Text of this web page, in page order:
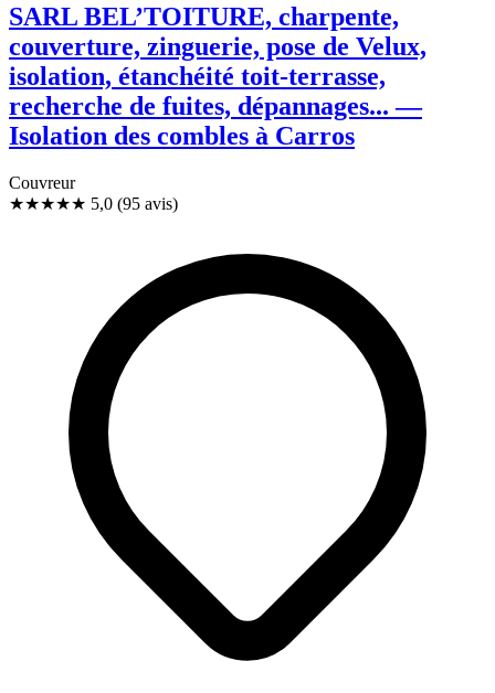
SARL BEL’TOITURE, charpente,
couverture, zinguerie, pose de Velux,
isolation, étanchéité toit-terrasse,
recherche de fuites, dépannages... —
Isolation des combles à Carros
Couvreur
★★★★★ 5,0 (95 avis)